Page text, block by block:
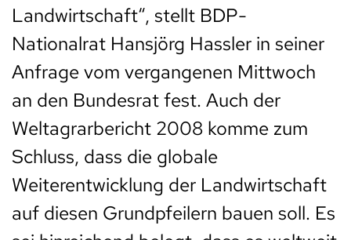
Landwirtschaft“, stellt BDP-
Nationalrat Hansjörg Hassler in seiner
Anfrage vom vergangenen Mittwoch
an den Bundesrat fest. Auch der
Weltagrarbericht 2008 komme zum
Schluss, dass die globale
Weiterentwicklung der Landwirtschaft
auf diesen Grundpfeilern bauen soll. Es